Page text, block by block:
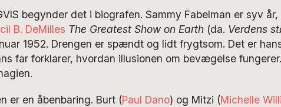
begynder det i biografen. Sammy Fabelman er syv
B. DeMilles The Greatest Show on Earth(da. Verdens
1952. Drengen er spændt og lidt frygtsom. Det er
far forklarer, hvordan illusionen om bevægelse
er en åbenbaring. Burt (Paul Dano) og Mitzi (Michelle